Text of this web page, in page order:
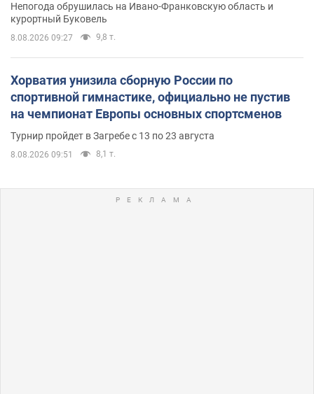
Непогода обрушилась на Ивано-Франковскую область и
курортный Буковель
8.08.2026 09:27 9,8 т.
Хорватия унизила сборную России по
спортивной гимнастике, официально не пустив
на чемпионат Европы основных спортсменов
Турнир пройдет в Загребе с 13 по 23 августа
8.08.2026 09:51 8,1 т.